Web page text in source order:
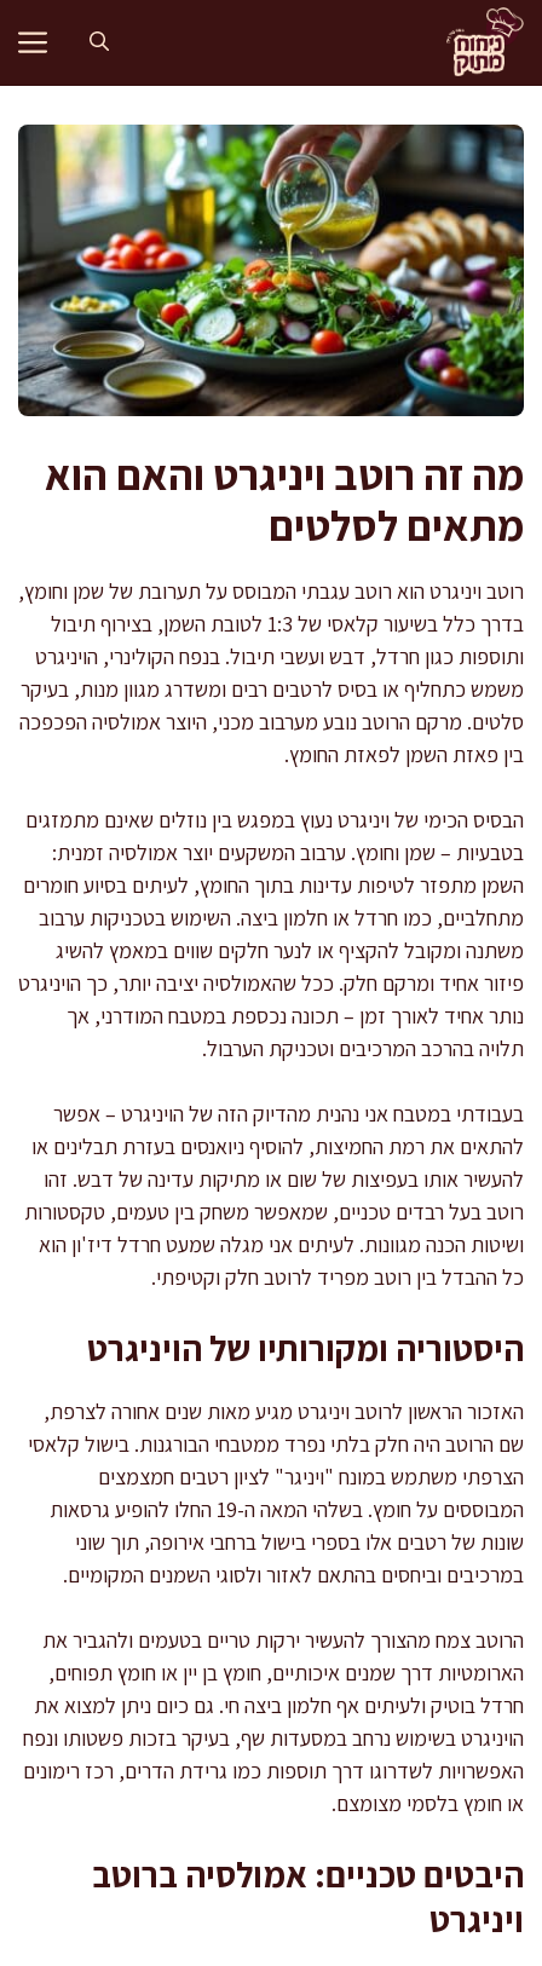
לדלג
לתוכן
מה זה רוטב ויניגרט והאם הוא
מתאים לסלטים
רוטב ויניגרט הוא רוטב עגבתי המבוסס על תערובת של שמן וחומץ,
בדרך כלל בשיעור קלאסי של 1:3 לטובת השמן, בצירוף תיבול
ותוספות כגון חרדל, דבש ועשבי תיבול. בנפח הקולינרי, הויניגרט
משמש כתחליף או בסיס לרטבים רבים ומשדרג מגוון מנות, בעיקר
סלטים. מרקם הרוטב נובע מערבוב מכני, היוצר אמולסיה הפכפכה
בין פאזת השמן לפאזת החומץ.
הבסיס הכימי של ויניגרט נעוץ במפגש בין נוזלים שאינם מתמזגים
בטבעיות – שמן וחומץ. ערבוב המשקעים יוצר אמולסיה זמנית:
השמן מתפזר לטיפות עדינות בתוך החומץ, לעיתים בסיוע חומרים
מתחלביים, כמו חרדל או חלמון ביצה. השימוש בטכניקות ערבוב
משתנה ומקובל להקציף או לנער חלקים שווים במאמץ להשיג
פיזור אחיד ומרקם חלק. ככל שהאמולסיה יציבה יותר, כך הויניגרט
נותר אחיד לאורך זמן – תכונה נכספת במטבח המודרני, אך
תלויה בהרכב המרכיבים וטכניקת הערבול.
בעבודתי במטבח אני נהנית מהדיוק הזה של הויניגרט – אפשר
להתאים את רמת החמיצות, להוסיף ניואנסים בעזרת תבלינים או
להעשיר אותו בעפיצות של שום או מתיקות עדינה של דבש. זהו
רוטב בעל רבדים טכניים, שמאפשר משחק בין טעמים, טקסטורות
ושיטות הכנה מגוונות. לעיתים אני מגלה שמעט חרדל דיז'ון הוא
כל ההבדל בין רוטב מפריד לרוטב חלק וקטיפתי.
היסטוריה ומקורותיו של הויניגרט
האזכור הראשון לרוטב ויניגרט מגיע מאות שנים אחורה לצרפת,
שם הרוטב היה חלק בלתי נפרד ממטבחי הבורגנות. בישול קלאסי
הצרפתי משתמש במונח "ויניגר" לציון רטבים חמצמצים
המבוססים על חומץ. בשלהי המאה ה-19 החלו להופיע גרסאות
שונות של רטבים אלו בספרי בישול ברחבי אירופה, תוך שוני
במרכיבים וביחסים בהתאם לאזור ולסוגי השמנים המקומיים.
הרוטב צמח מהצורך להעשיר ירקות טריים בטעמים ולהגביר את
הארומטיות דרך שמנים איכותיים, חומץ בן יין או חומץ תפוחים,
חרדל בוטיק ולעיתים אף חלמון ביצה חי. גם כיום ניתן למצוא את
הויניגרט בשימוש נרחב במסעדות שף, בעיקר בזכות פשטותו ונפח
האפשרויות לשדרוגו דרך תוספות כמו גרידת הדרים, רכז רימונים
או חומץ בלסמי מצומצם.
היבטים טכניים: אמולסיה ברוטב
ויניגרט